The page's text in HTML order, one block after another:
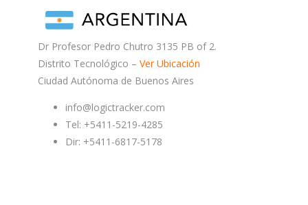
Dr Profesor Pedro Chutro 3135 PB of 2.
Distrito Tecnológico – Ver Ubicación
Ciudad Autónoma de Buenos Aires
info@logictracker.com
Tel: +5411-5219-4285
Dir: +5411-6817-5178